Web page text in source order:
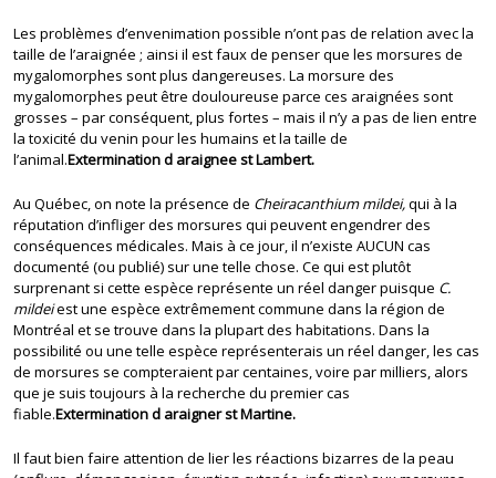
Les problèmes d’envenimation possible n’ont pas de relation avec la
taille de l’araignée ; ainsi il est faux de penser que les morsures de
mygalomorphes sont plus dangereuses. La morsure des
mygalomorphes peut être douloureuse parce ces araignées sont
grosses – par conséquent, plus fortes – mais il n’y a pas de lien entre
la toxicité du venin pour les humains et la taille de
l’animal.Extermination d araignee st Lambert.
Au Québec, on note la présence de Cheiracanthium mildei,qui à la
réputation d’infliger des morsures qui peuvent engendrer des
conséquences médicales. Mais à ce jour, il n’existe AUCUN cas
documenté (ou publié) sur une telle chose. Ce qui est plutôt
surprenant si cette espèce représente un réel danger puisque C.
mildeiest une espèce extrêmement commune dans la région de
Montréal et se trouve dans la plupart des habitations. Dans la
possibilité ou une telle espèce représenterais un réel danger, les cas
de morsures se compteraient par centaines, voire par milliers, alors
que je suis toujours à la recherche du premier cas
fiable.Extermination d araigner st Martine.
Il faut bien faire attention de lier les réactions bizarres de la peau